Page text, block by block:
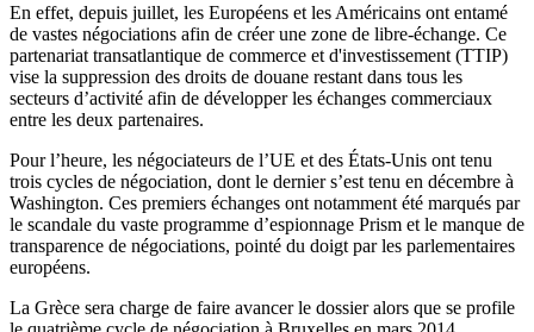
En effet, depuis juillet, les Européens et les Américains ont entamé
de vastes négociations afin de créer une zone de libre-échange. Ce
partenariat transatlantique de commerce et d'investissement (TTIP)
vise la suppression des droits de douane restant dans tous les
secteurs d’activité afin de développer les échanges commerciaux
entre les deux partenaires.
Pour l’heure, les négociateurs de l’UE et des États-Unis ont tenu
trois cycles de négociation, dont le dernier s’est tenu en décembre à
Washington. Ces premiers échanges ont notamment été marqués par
le scandale du vaste programme d’espionnage Prism et le manque de
transparence de négociations, pointé du doigt par les parlementaires
européens.
La Grèce sera charge de faire avancer le dossier alors que se profile